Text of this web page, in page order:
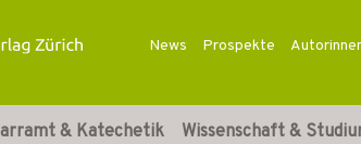
News Prospekte
& Katechetik Wissenschaft &